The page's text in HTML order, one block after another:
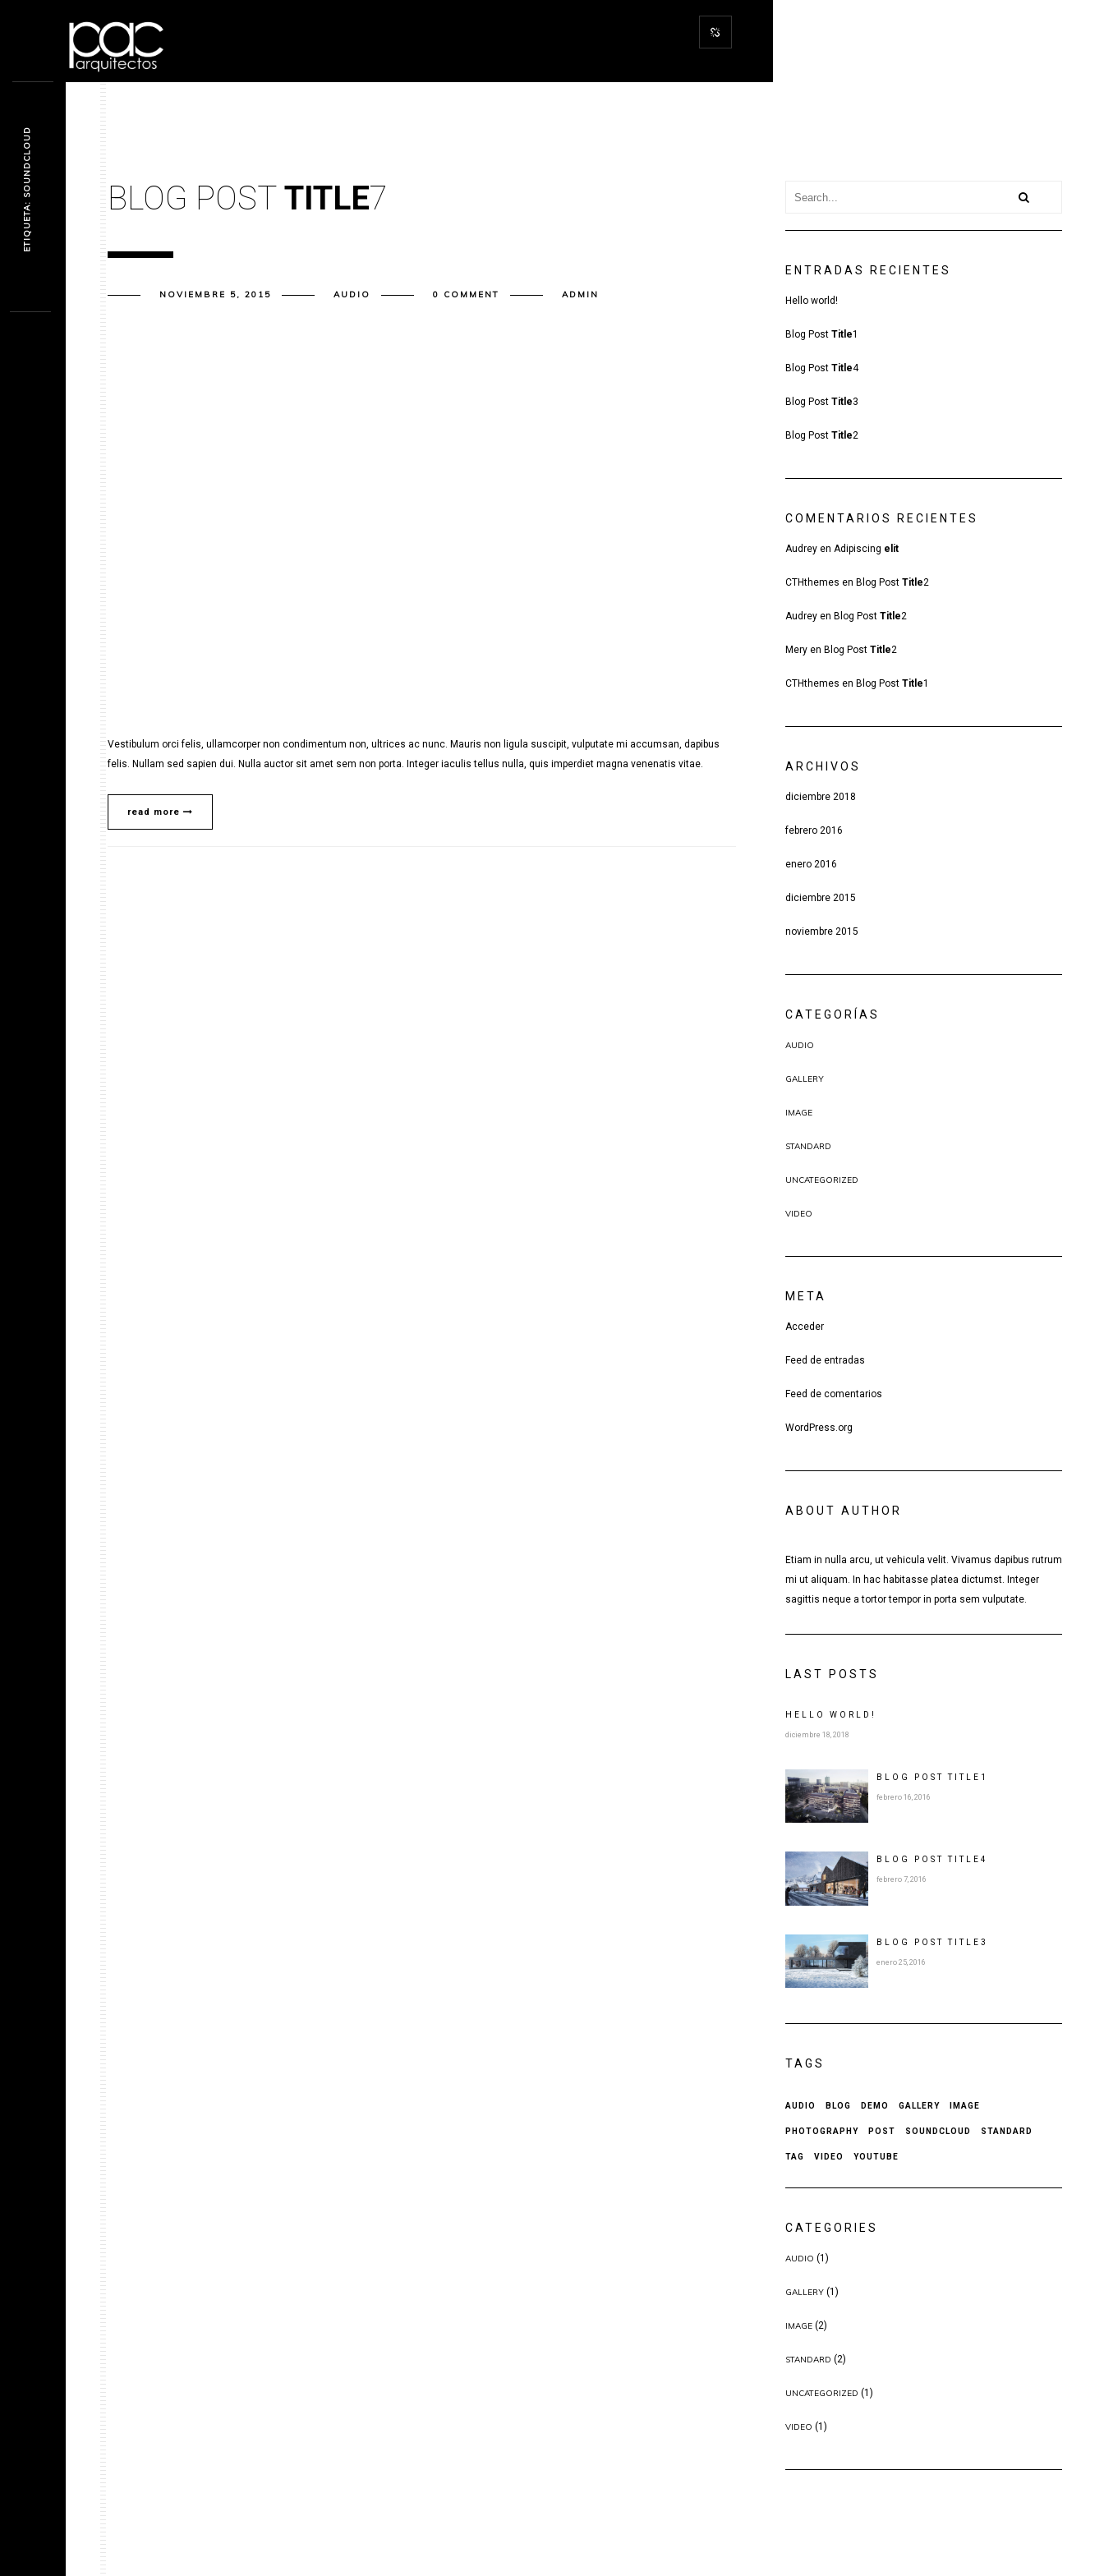
BLOG POSTTITLE7
NOVIEMBRE 5, 2015 AUDIO 0 COMMENT ADMIN
Vestibulum orci felis, ullamcorper non condimentum non, ultrices ac nunc. Mauris non ligula suscipit, vulputate mi accumsan, dapibus
felis. Nullam sed sapien dui. Nulla auctor sit amet sem non porta. Integer iaculis tellus nulla, quis imperdiet magna venenatis vitae.
read more
ENTRADAS RECIENTES
Hello world!
Blog Post Title1
Blog Post Title4
Blog Post Title3
Blog Post Title2
COMENTARIOS RECIENTES
Audreyen Adipiscing elit
CTHthemes en Blog Post Title2
Audreyen Blog Post Title2
Meryen Blog Post Title2
CTHthemes en Blog Post Title1
ARCHIVOS
diciembre 2018
febrero 2016
enero 2016
diciembre 2015
noviembre 2015
CATEGORÍAS
AUDIO
GALLERY
IMAGE
STANDARD
UNCATEGORIZED
VIDEO
META
Acceder
Feed de entradas
Feed de comentarios
WordPress.org
ABOUT AUTHOR
Etiam in nulla arcu, ut vehicula velit. Vivamus dapibus rutrum
mi ut aliquam. In hac habitasse platea dictumst. Integer
sagittis neque a tortor tempor in porta sem vulputate.
LAST POSTS
HELLO WORLD!
diciembre 18, 2018
BLOG POSTTITLE 1
febrero 16, 2016
BLOG POSTTITLE4
febrero 7, 2016
BLOG POSTTITLE3
enero 25, 2016
TAGS
AUDIO BLOG DEMO GALLERY IMAGE
PHOTOGRAPHY POST SOUNDCLOUD STANDARD
TAG VIDEO YOUTUBE
CATEGORIES
AUDIO (1)
GALLERY(1)
IMAGE(2)
STANDARD (2)
UNCATEGORIZED (1)
VIDEO (1)
ETIQUETA: SOUNDCLOUD